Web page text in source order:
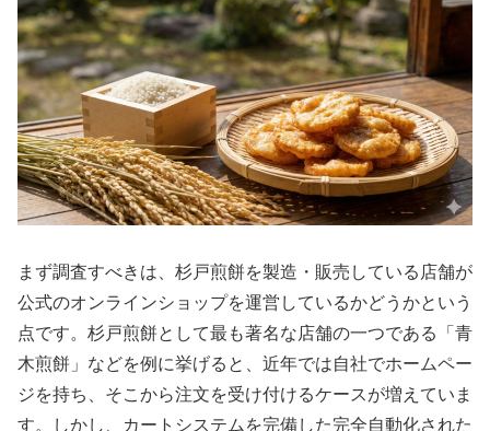
まず調査すべきは、杉戸煎餅を製造・販売している店舗が
公式のオンラインショップを運営しているかどうかという
点です。杉戸煎餅として最も著名な店舗の一つである「青
木煎餅」などを例に挙げると、近年では自社でホームペー
ジを持ち、そこから注文を受け付けるケースが増えていま
す。しかし、カートシステムを完備した完全自動化された